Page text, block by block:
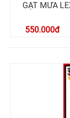
GẠT MƯA
550.000đ